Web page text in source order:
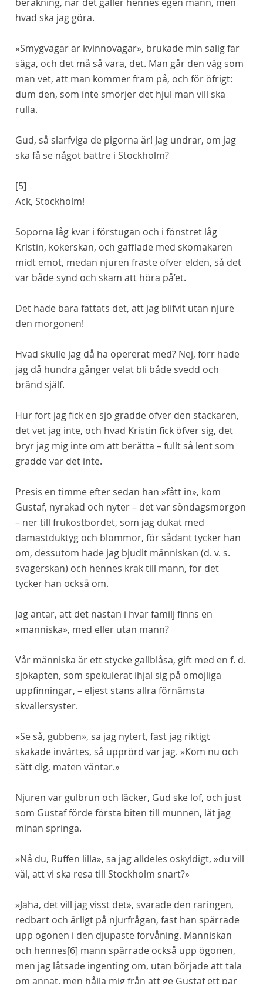
hvad ska jag göra.
»Smygvägar är kvinnovägar», brukade min salig far
säga, och det må så vara, det. Man går den väg som
man vet, att man kommer fram på, och för öfrigt:
dum den, som inte smörjer det hjul man vill ska
rulla.
Gud, så slarfviga de pigorna är! Jag undrar, om jag
ska få se något bättre i Stockholm?
[5]
Ack, Stockholm!
Soporna låg kvar i förstugan och i fönstret låg
Kristin, kokerskan, och gafflade med skomakaren
midt emot, medan njuren fräste öfver elden, så det
var både synd och skam att höra på’et.
Det hade bara fattats det, att jag blifvit utan njure
den morgonen!
Hvad skulle jag då ha opererat med? Nej, förr hade
jag då hundra gånger velat bli både svedd och
bränd själf.
Hur fort jag fick en sjö grädde öfver den stackaren,
det vet jag inte, och hvad Kristin fick öfver sig, det
bryr jag mig inte om att berätta – fullt så lent som
grädde var det inte.
Presis en timme efter sedan han »fått in», kom
Gustaf, nyrakad och nyter – det var söndagsmorgon
– ner till frukostbordet, som jag dukat med
damastduktyg och blommor, för sådant tycker han
om, dessutom hade jag bjudit människan (d. v. s.
svägerskan) och hennes kräk till mann, för det
tycker han också om.
Jag antar, att det nästan i hvar familj finns en
»människa», med eller utan mann?
Vår människa är ett stycke gallblåsa, gift med en f. d.
sjökapten, som spekulerat ihjäl sig på omöjliga
uppfinningar, – eljest stans allra förnämsta
skvallersyster.
»Se så, gubben», sa jag nytert, fast jag riktigt
skakade invärtes, så upprörd var jag. »Kom nu och
sätt dig, maten väntar.»
Njuren var gulbrun och läcker, Gud ske lof, och just
som Gustaf förde första biten till munnen, lät jag
minan springa.
»Nå du, Ruffen lilla», sa jag alldeles oskyldigt, »du vill
väl, att vi ska resa till Stockholm snart?»
»Jaha, det vill jag visst det», svarade den raringen,
redbart och ärligt på njurfrågan, fast han spärrade
upp ögonen i den djupaste förvåning. Människan
och hennes[6] mann spärrade också upp ögonen,
men jag låtsade ingenting om, utan började att tala
om annat, men hålla mig från att ge Gustaf ett par